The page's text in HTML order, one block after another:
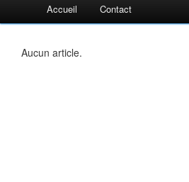
Accueil Contact
Aucun article.